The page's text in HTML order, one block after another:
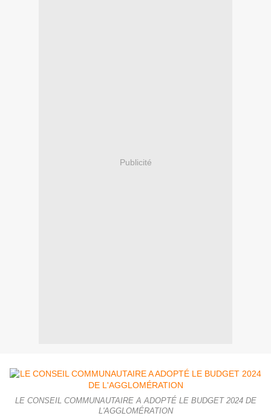
Publicité
LE CONSEIL COMMUNAUTAIRE A ADOPTÉ LE BUDGET 2024 DE
L'AGGLOMÉRATION